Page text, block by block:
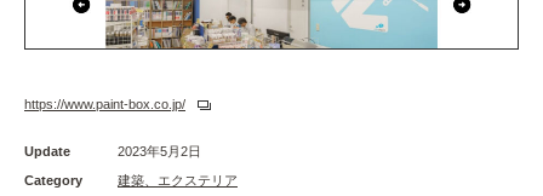
https://www.paint-box.co.jp/
Update
2023年5月2日
Category
建築、エクステリア